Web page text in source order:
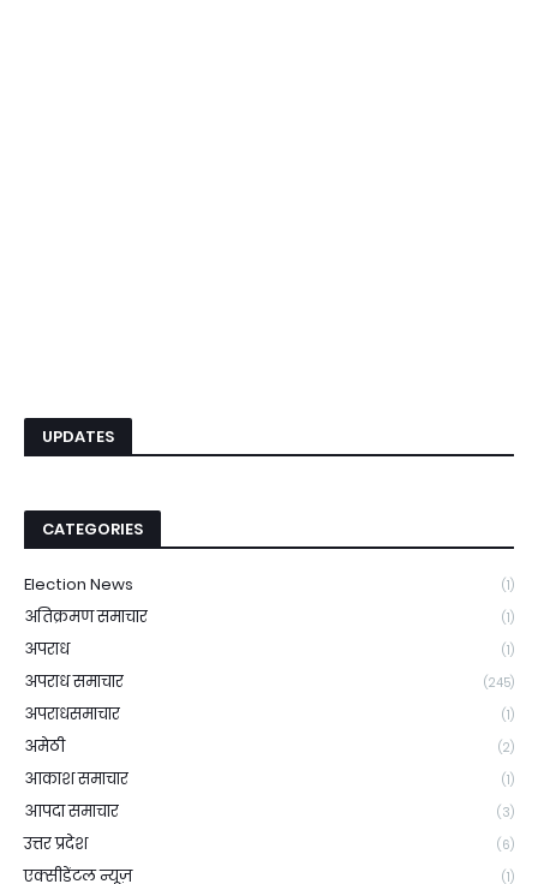
UPDATES
CATEGORIES
Election News (1)
अतिक्रमण समाचार (1)
अपराध (1)
अपराध समाचार (245)
अपराधसमाचार (1)
अमेठी (2)
आकाश समाचार (1)
आपदा समाचार (3)
उत्तर प्रदेश (6)
एक्सीडेंटल न्यूज़ (1)